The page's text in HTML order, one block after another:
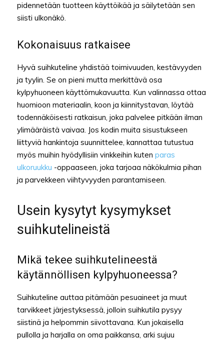
pidennetään tuotteen käyttöikää ja säilytetään sen
siisti ulkonäkö.
Kokonaisuus ratkaisee
Hyvä suihkuteline yhdistää toimivuuden, kestävyyden
ja tyylin. Se on pieni mutta merkittävä osa
kylpyhuoneen käyttömukavuutta. Kun valinnassa ottaa
huomioon materiaalin, koon ja kiinnitystavan, löytää
todennäköisesti ratkaisun, joka palvelee pitkään ilman
ylimääräistä vaivaa. Jos kodin muita sisustukseen
liittyviä hankintoja suunnittelee, kannattaa tutustua
myös muihin hyödyllisiin vinkkeihin kuten paras
ulkoruukku -oppaaseen, joka tarjoaa näkökulmia pihan
ja parvekkeen viihtyvyyden parantamiseen.
Usein kysytyt kysymykset
suihkutelineistä
Mikä tekee suihkutelineestä
käytännöllisen kylpyhuoneessa?
Suihkuteline auttaa pitämään pesuaineet ja muut
tarvikkeet järjestyksessä, jolloin suihkutila pysyy
siistinä ja helpommin siivottavana. Kun jokaisella
pullolla ja harjalla on oma paikkansa, arki sujuu